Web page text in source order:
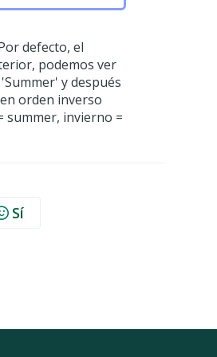
defecto, el
podemos ver
y después
orden inverso
summer, invierno =
Sí